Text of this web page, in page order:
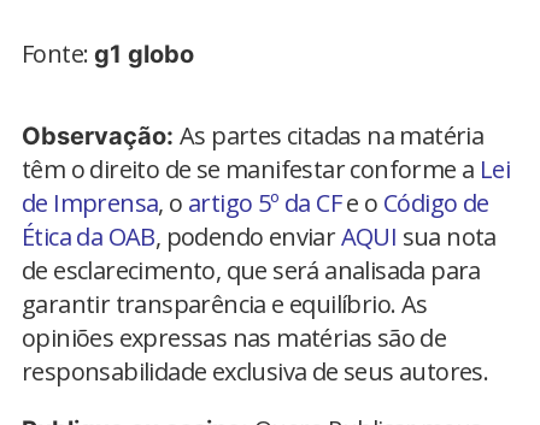
Fonte: g1 globo
Observação: As partes citadas na matéria
têm o direito de se manifestar conforme a Lei
de Imprensa, o artigo 5º da CFe o Código de
Ética da OAB, podendo enviarAQUI sua nota
de esclarecimento, que será analisada para
garantir transparência e equilíbrio. As
opiniões expressas nas matérias são de
responsabilidade exclusiva de seus autores.